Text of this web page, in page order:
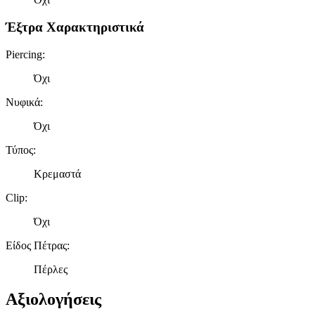
Έξτρα Χαρακτηριστικά
Piercing:
Όχι
Νυφικά:
Όχι
Τύπος:
Κρεμαστά
Clip:
Όχι
Είδος Πέτρας:
Πέρλες
Αξιολογήσεις